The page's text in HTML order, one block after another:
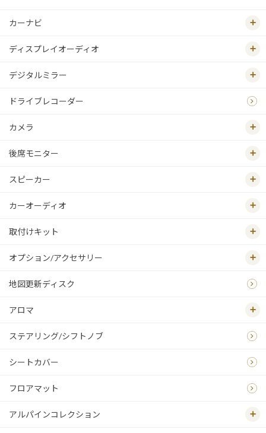
カーナビ
ディスプレイオーディオ
デジタルミラー
ドライブレコーダー
カメラ
後席モニター
スピーカー
カーオーディオ
取付けキット
オプション/アクセサリー
地図更新ディスク
アロマ
ステアリング/シフトノブ
シートカバー
フロアマット
アルパインコレクション